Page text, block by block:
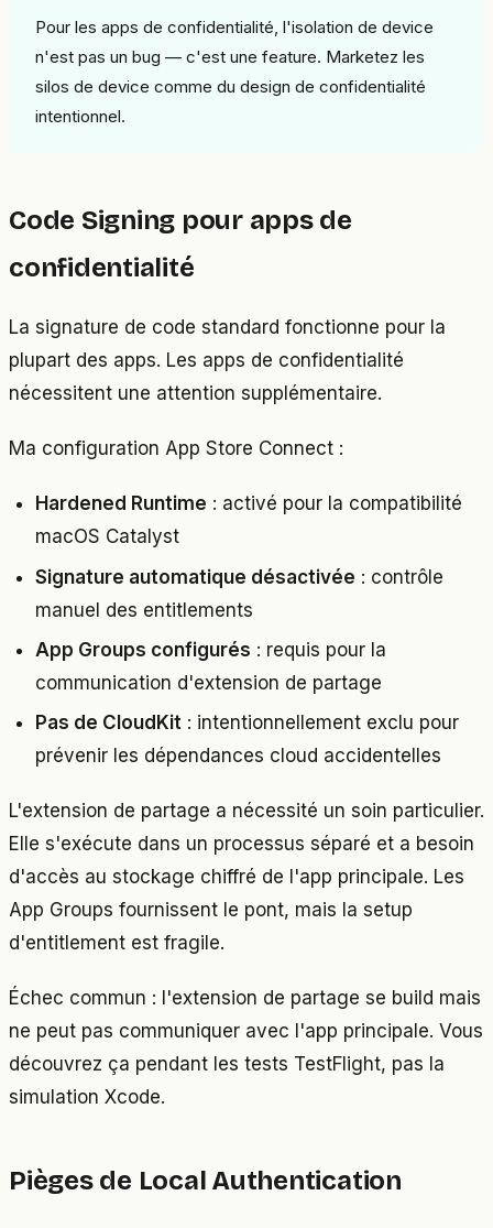
Pour les apps de confidentialité, l'isolation de device
n'est pas un bug — c'est une feature. Marketez les
silos de device comme du design de confidentialité
intentionnel.
Code Signing pour apps de
confidentialité
La signature de code standard fonctionne pour la
plupart des apps. Les apps de confidentialité
nécessitent une attention supplémentaire.
Ma configuration App Store Connect :
Hardened Runtime : activé pour la compatibilité
macOS Catalyst
Signature automatique désactivée : contrôle
manuel des entitlements
App Groups configurés : requis pour la
communication d'extension de partage
Pas de CloudKit : intentionnellement exclu pour
prévenir les dépendances cloud accidentelles
L'extension de partage a nécessité un soin particulier.
Elle s'exécute dans un processus séparé et a besoin
d'accès au stockage chiffré de l'app principale. Les
App Groups fournissent le pont, mais la setup
d'entitlement est fragile.
Échec commun : l'extension de partage se build mais
ne peut pas communiquer avec l'app principale. Vous
découvrez ça pendant les tests TestFlight, pas la
simulation Xcode.
Pièges de Local Authentication